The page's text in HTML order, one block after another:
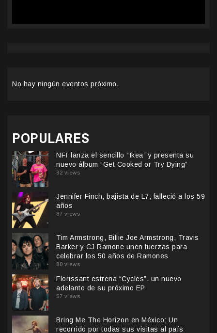
No hay ningún eventos próximo.
POPULARES
NFÏ lanza el sencillo “Ikea” y presenta su
nuevo álbum “Get Cooked or Try Dying”
92 views
Jennifer Finch, bajista de L7, falleció a los 59
años
87 views
Tim Armstrong, Billie Joe Armstrong, Travis
Barker y CJ Ramone unen fuerzas para
celebrar los 50 años de Ramones
80 views
Florissant estrena “Cycles”, un nuevo
adelanto de su próximo EP
57 views
Bring Me The Horizon en México: Un
recorrido por todas sus visitas al país